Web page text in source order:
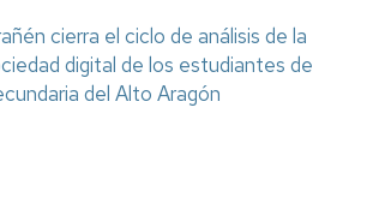
cierra el ciclo de análisis de la
digital de los estudiantes de
del Alto Aragón